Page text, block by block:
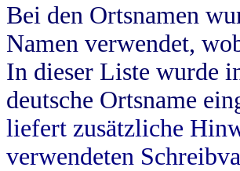
Bei den Ortsnamen
Namen verwendet,
In dieser Liste wurde
deutsche Ortsname
liefert zusätzliche
verwendeten